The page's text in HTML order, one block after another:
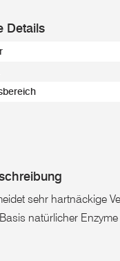
Details
sehr hartnäckige
natürlicher